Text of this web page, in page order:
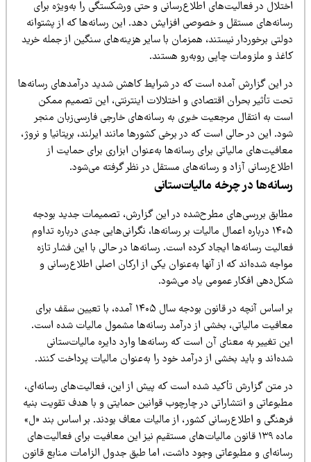
در فعالیت‌های اطلاع‌رسانی و حتی ورشکستگی را به‌ویژه برای
مستقل و خصوصی افزایش دهد. این رسانه‌ها که از پشتوانه
برخوردار نیستند، همزمان با سایر هزینه‌های سنگین از جمله خرید
و ملزومات چاپی روبه‌رو هستند.
این گزارش آمده است که در شرایط کاهش شدید درآمدهای رسانه‌ها
تأثیر بحران اقتصادی و اختلالات اینترنتی، این تصمیم ممکن
به انتقال مرجعیت خبری به رسانه‌های خارجی فارسی‌زبان منجر
این در حالی است که در برخی کشورها مانند ایرلند، بریتانیا و نروژ،
مالیاتی برای رسانه‌ها به‌عنوان ابزاری برای حمایت از
آزاد و رسانه‌های مستقل در نظر گرفته می‌شود.
در چرخه مالیات‌ستانی
بررسی‌های مطرح‌شده در این گزارش، تصمیمات جدید بودجه
۱۴۰۵ درباره اعمال مالیات بر رسانه‌ها، نگرانی‌هایی جدی درباره تداوم
رسانه‌ها ایجاد کرده است. رسانه‌ها در حالی با این فشار تازه
شده‌اند که از آنها به‌عنوان یکی از ارکان اصلی اطلاع‌رسانی و
افکار عمومی یاد می‌شود.
بر اساس آنچه در قانون بودجه سال ۱۴۰۵ آمده، با تعیین سقف برای
مالیاتی، بخشی از درآمد رسانه‌ها مشمول مالیات شده است.
تغییر به معنای آن است که رسانه‌ها وارد دایره مالیات‌ستانی
و باید بخشی از درآمد خود را به‌عنوان مالیات پرداخت کنند.
متن گزارش تأکید شده است که پیش از این، فعالیت‌های رسانه‌ای،
و انتشاراتی در چارچوب قوانین حمایتی و با هدف تقویت بنیه
و اطلاع‌رسانی کشور، از مالیات معاف بودند. بر اساس بند «ل»
ماده ۱۳۹ قانون مالیات‌های مستقیم نیز این معافیت برای فعالیت‌های
و مطبوعاتی وجود داشت، اما طبق جدول الزامات منابع قانون